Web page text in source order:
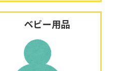
ベビー用品